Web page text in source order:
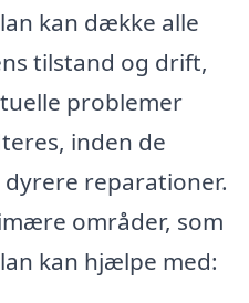
kan dække alle
tilstand og drift,
problemer
inden de
reparationer.
områder, som
kan hjælpe med: